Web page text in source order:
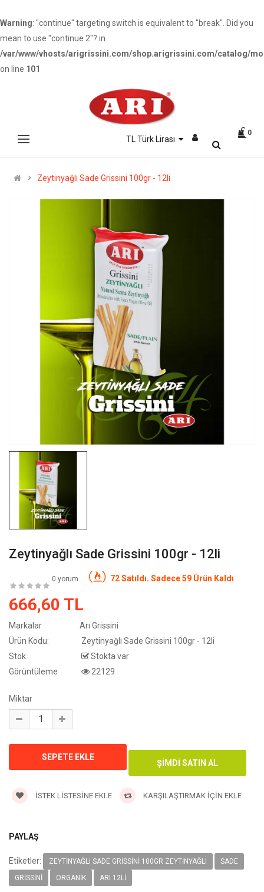
Warning: "continue" targeting switch is equivalent to "break". Did you
mean to use "continue 2"? in
/var/www/vhosts/arigrissini.com/shop.arigrissini.com/catalog/
on line 101
0
Zeytinyağlı Sade Grissini 100gr - 12li
Zeytinyağlı Sade Grissini 100gr - 12li
0 yorum 72 Satıldı. Sadece 59 Ürün Kaldı
666,60 TL
Markalar
Arı Grissini
Ürün Kodu:
Zeytinyağlı Sade Grissini 100gr - 12li
Stok
Stokta var
Görüntüleme
22129
Miktar
İSTEK LISTESINE EKLE KARŞILAŞTIRMAK İÇIN EKLE
PAYLAŞ
Etiketler: ZEYTINYAĞLI SADE GRISSINI 100GR ZEYTINYAĞLI SADE
GRISSINI ORGANIK ARI 12LI